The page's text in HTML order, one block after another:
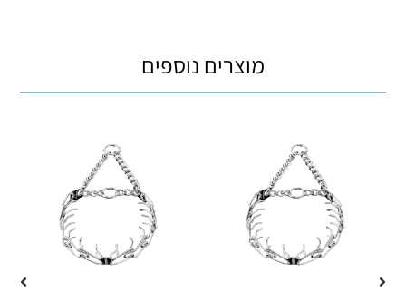
מוצרים נוספים